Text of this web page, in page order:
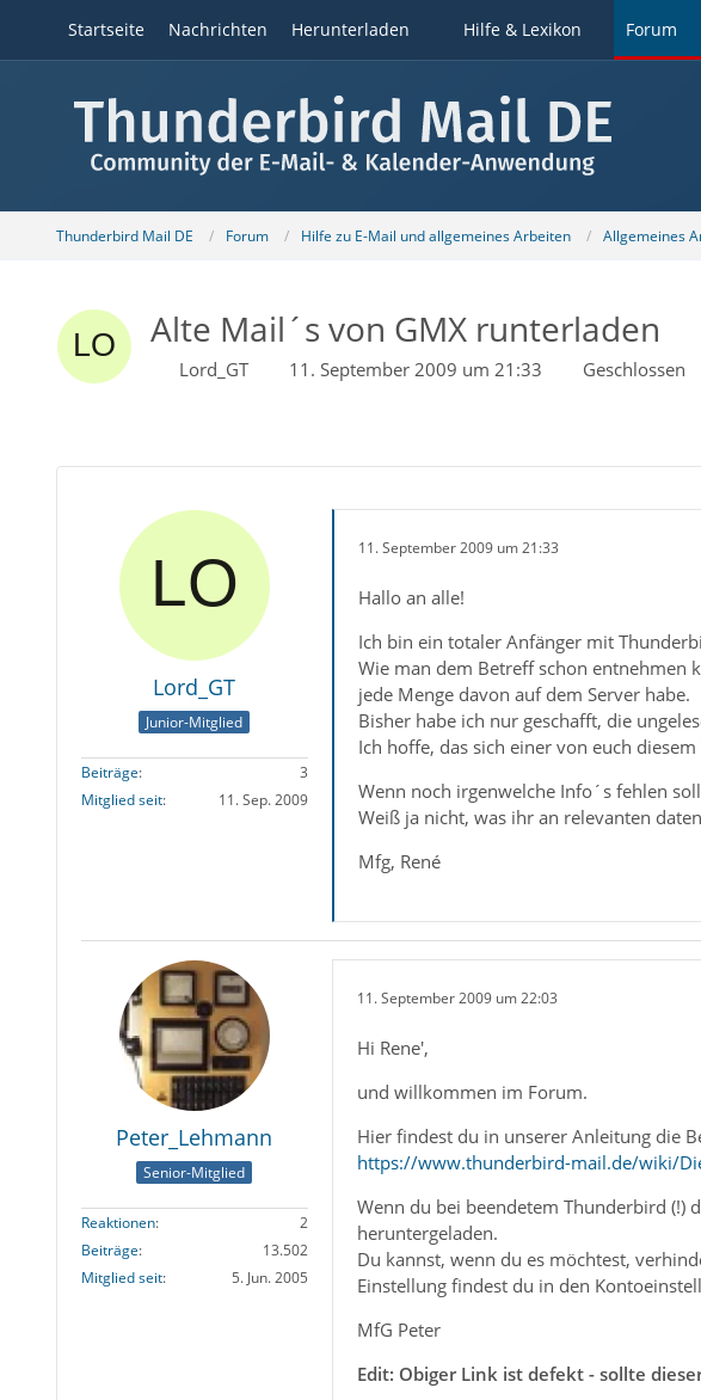
Startseite Nachrichten Herunterladen Hilfe & Lexikon Forum
Thunderbird Mail DE Forum Hilfe zu E-Mail und allgemeines Arbeiten Allgemeines
Alte Mail´s von GMX runterladen
Lord_GT 11. September 2009 um 21:33 Geschlossen
Lord_GT
Junior-Mitglied
Beiträge
3
Mitglied seit
11. Sep. 2009
11. September 2009 um 21:33
Hallo an alle!
Ich bin ein totaler Anfänger mit
Wie man dem Betreff schon entnehmen
jede Menge davon auf dem Server habe.
Bisher habe ich nur geschafft, die
Ich hoffe, das sich einer von euch
Wenn noch irgenwelche Info´s fehlen
Weiß ja nicht, was ihr an relevanten
Mfg, René
Peter_Lehmann
Senior-Mitglied
Reaktionen
2
Beiträge
13.502
Mitglied seit
5. Jun. 2005
11. September 2009 um 22:03
Hi Rene',
und willkommen im Forum.
Hier findest du in unserer Anleitung die
https://www.thunderbird-mail.de/wiki/
Wenn du bei beendetem Thunderbird (!)
heruntergeladen.
Du kannst, wenn du es möchtest,
Einstellung findest du in den
MfG Peter
Edit: Obiger Link ist defekt - sollte